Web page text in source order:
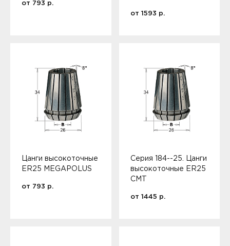
от 793 р.
от 1593 р.
Цанги высокоточные
ER25 MEGAPOLUS
от 793 р.
Серия 184--25. Цанги
высокоточные ER25
CMT
от 1445 р.